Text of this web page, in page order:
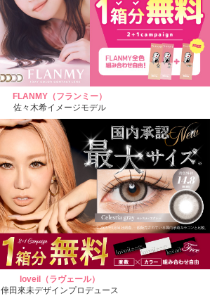
FLANMY（フランミー）
佐々木希イメージモデル
loveil（ラヴェール）
倖田來未デザインプロデュース